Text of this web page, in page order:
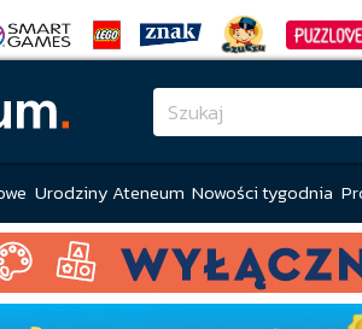
Urodziny Ateneum Nowości tygodnia